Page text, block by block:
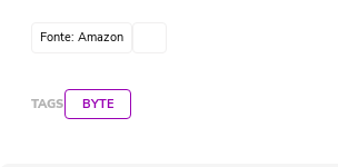
Fonte: Amazon
TAGS BYTE